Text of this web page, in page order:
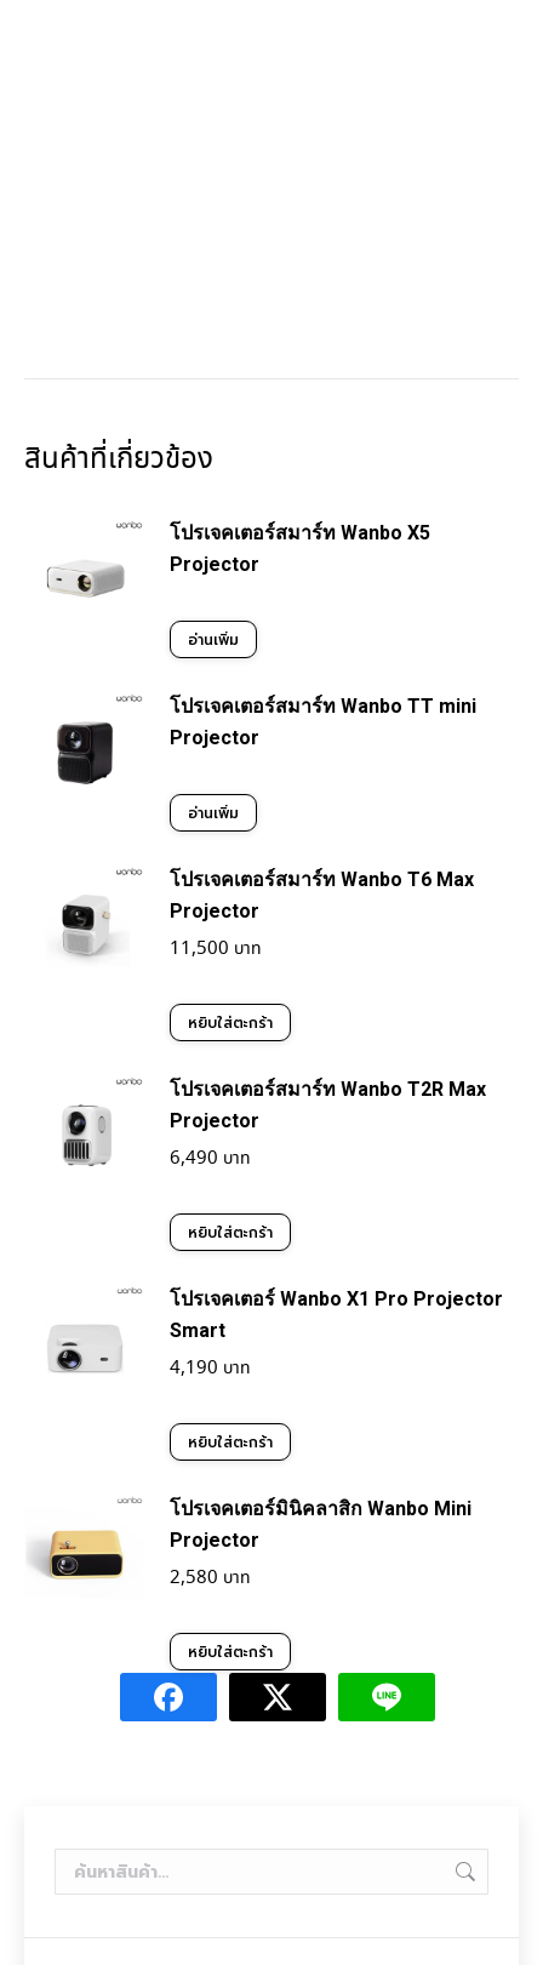
สินค้าที่เกี่ยวข้อง
โปรเจคเตอร์สมาร์ท Wanbo X5
Projector
อ่านเพิ่ม
โปรเจคเตอร์สมาร์ท Wanbo TT mini
Projector
อ่านเพิ่ม
โปรเจคเตอร์สมาร์ท Wanbo T6 Max
Projector
11,500
หยิบใส่ตะกร้า
โปรเจคเตอร์สมาร์ท Wanbo T2R Max
Projector
6,490
หยิบใส่ตะกร้า
โปรเจคเตอร์ Wanbo X1 Pro Projector
Smart
4,190
หยิบใส่ตะกร้า
โปรเจคเตอร์มินิคลาสิก Wanbo Mini
Projector
2,580
หยิบใส่ตะกร้า